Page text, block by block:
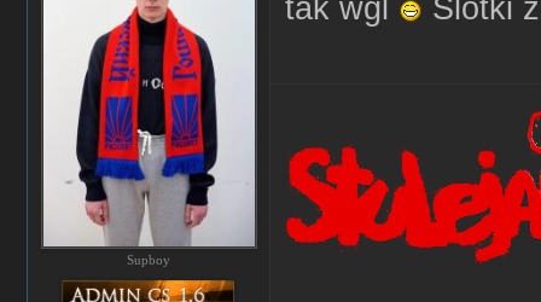
Supboy
tak wgl
Slotki